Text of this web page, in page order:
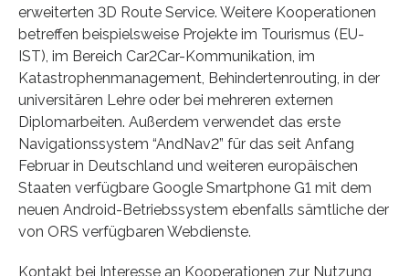
erweiterten 3D Route Service. Weitere Kooperationen
betreffen beispielsweise Projekte im Tourismus (EU-
IST), im Bereich Car2Car-Kommunikation, im
Katastrophenmanagement, Behindertenrouting, in der
universitären Lehre oder bei mehreren externen
Diplomarbeiten. Außerdem verwendet das erste
Navigationssystem “AndNav2” für das seit Anfang
Februar in Deutschland und weiteren europäischen
Staaten verfügbare Google Smartphone G1 mit dem
neuen Android-Betriebssystem ebenfalls sämtliche der
von ORS verfügbaren Webdienste.
Kontakt bei Interesse an Kooperationen zur Nutzung